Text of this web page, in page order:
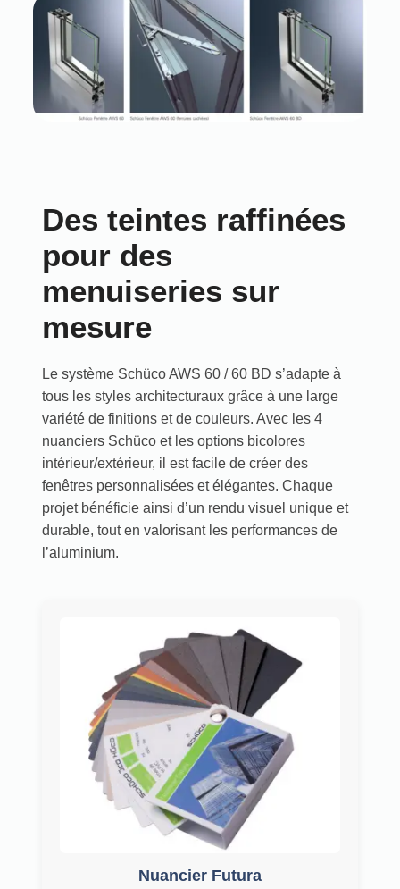
Des teintes raffinées
pour des
menuiseries sur
mesure
Le système Schüco AWS 60 / 60 BD s’adapte à
tous les styles architecturaux grâce à une large
variété de finitions et de couleurs. Avec les 4
nuanciers Schüco et les options bicolores
intérieur/extérieur, il est facile de créer des
fenêtres personnalisées et élégantes. Chaque
projet bénéficie ainsi d’un rendu visuel unique et
durable, tout en valorisant les performances de
l’aluminium.
Nuancier Futura